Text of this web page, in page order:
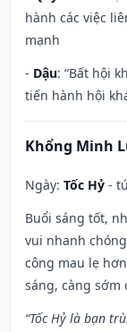
hành các việc
mạnh
- Dậu: “Bất hội
tiến hành hội
Khổng Minh
Ngày: Tốc Hỷ -
Buổi sáng tốt,
vui nhanh
công mau lẹ
sáng, càng sớm
“Tốc Hỷ là bạn